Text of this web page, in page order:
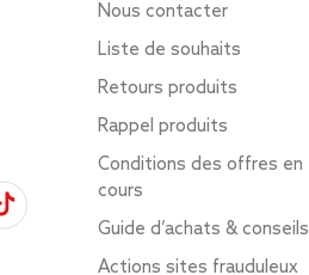
Nous contacter
Liste de souhaits
Retours produits
Rappel produits
Conditions des offres en
cours
Guide d’achats & conseils
Actions sites frauduleux